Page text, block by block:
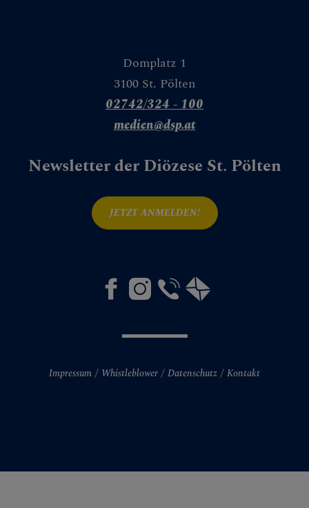
Domplatz 1
3100 St. Pölten
02742/324 - 100
medien@dsp.at
Newsletter der Diözese St. Pölten
JETZT ANMELDEN!
Impressum Whistleblower Datenschutz Kontakt